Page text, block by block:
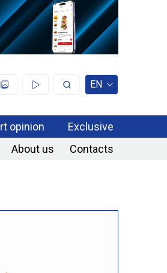
EN
opinion
Exclusive
About us Contacts